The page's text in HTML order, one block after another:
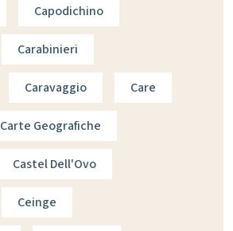
Capodichino
Carabinieri
Caravaggio Care
Carte Geografiche
Castel Dell'Ovo
Ceinge